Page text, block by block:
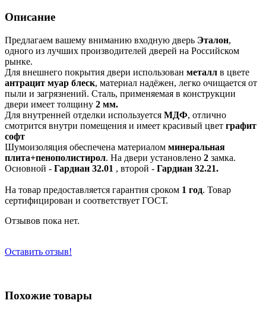
Описание
Предлагаем вашему вниманию входную дверь Эталон,
одного из лучших производителей дверей на Российском
рынке.
Для внешнего покрытия двери использован металл в цвете
антрацит муар блеск, материал надёжен, легко очищается от
пыли и загрязнений. Сталь, применяемая в конструкции
двери имеет толщину 2 мм.
Для внутренней отделки используется МДФ, отлично
смотрится внутри помещения и имеет красивый цвет графит
софт
Шумоизоляция обеспечена материалом минеральная
плита+пенополистирол. На двери установлено 2 замка.
Основной - Гардиан 32.01 , второй - Гардиан 32.21.
На товар предоставляется гарантия сроком 1 год. Товар
сертифицирован и соответствует ГОСТ.
Отзывов пока нет.
Оставить отзыв!
Похожие товары